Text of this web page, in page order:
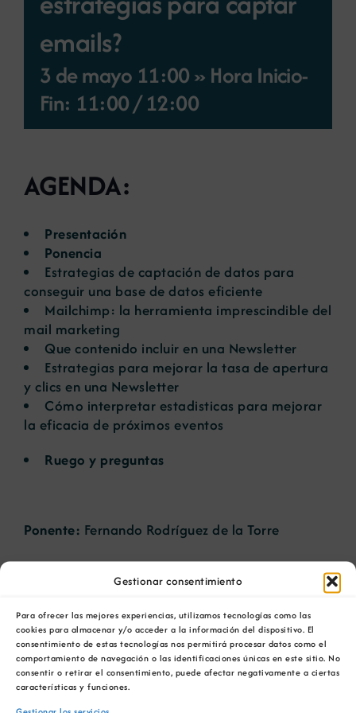
Gestionar consentimiento
Para ofrecer las mejores experiencias, utilizamos tecnologías como las
cookies para almacenar y/o acceder a la información del dispositivo. El
consentimiento de estas tecnologías nos permitirá procesar datos como el
comportamiento de navegación o las identificaciones únicas en este sitio. No
consentir o retirar el consentimiento, puede afectar negativamente a ciertas
características y funciones.
Noticias
Portal de empleo
emails?
3 de mayo 11:00 » Hora Inicio-
Fin: 11:00/12:00
AGENDA:
Presentación
Ponencia
Estrategias de captación de datos para
conseguir una base de datos eficiente
Mailchimp: la herramienta imprescindible del
mail marketing
Que contenido incluir en una Newsletter
Estrategias para mejorar la tasa de apertura
y clics en una Newsletter
Cómo interpretar estadisticas para mejorar
la eficacia de próximos eventos
Ruego y preguntas
Ponente: Fernando Rodríguez de la Torre